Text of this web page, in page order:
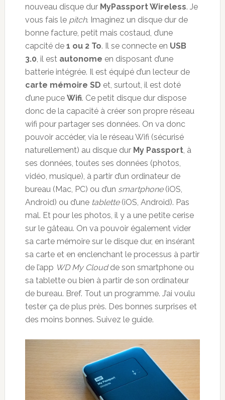
nouveau disque dur MyPassport Wireless. Je
vous fais le pitch. Imaginez un disque dur de
bonne facture, petit mais costaud, d’une
capcité de 1 ou 2 To. Il se connecte en USB
3.0 , il est autonome en disposant d’une
batterie intégrée. Il est équipé d’un lecteur de
carte mémoire SD et, surtout, il est doté
d’une puce Wifi. Ce petit disque dur dispose
donc de la capacité à créer son propre réseau
wifi pour partager ses données. On va donc
pouvoir accéder, via le réseau Wifi (sécurisé
naturellement) au disque dur My Passport, à
ses données, toutes ses données (photos,
vidéo, musique), à partir d’un ordinateur de
bureau (Mac, PC) ou d’un smartphone(iOS,
Android) ou d’une tablette(iOS, Android). Pas
mal. Et pour les photos, il y a une petite cerise
sur le gâteau. On va pouvoir également vider
sa carte mémoire sur le disque dur, en insérant
sa carte et en enclenchant le processus à partir
de l’app WD My Cloudde son smartphone ou
sa tablette ou bien à partir de son ordinateur
de bureau. Bref. Tout un programme. J’ai voulu
tester ça de plus près. Des bonnes surprises et
des moins bonnes. Suivez le guide.